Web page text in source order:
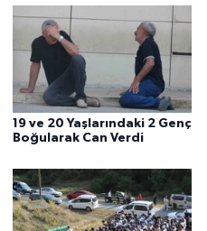
19 ve 20 Yaşlarındaki 2 Genç
Boğularak Can Verdi